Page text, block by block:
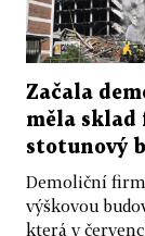
Začala
měla sklad
stotunový
Demoliční
výškovou
která v